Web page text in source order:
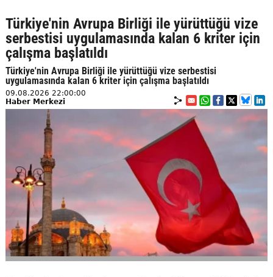
Türkiye'nin Avrupa Birliği ile yürüttüğü vize
serbestisi uygulamasında kalan 6 kriter için
çalışma başlatıldı
Türkiye'nin Avrupa Birliği ile yürüttüğü vize serbestisi
uygulamasında kalan 6 kriter için çalışma başlatıldı
09.08.2026 22:00:00
Haber Merkezi